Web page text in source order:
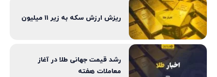
ریزش ارزش سکه به زیر ۱۱ میلیون
رشد قیمت جهانی طلا در آغاز
معاملات هفته